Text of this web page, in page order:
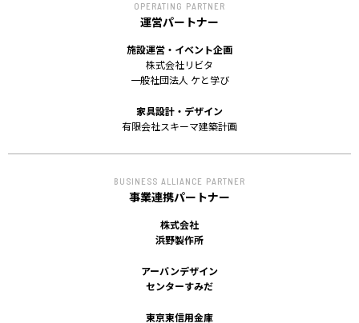
OPERATING PARTNER
運営パートナー
施設運営・イベント企画
株式会社リビタ
一般社団法人 ケと学び
家具設計・デザイン
有限会社スキーマ建築計画
BUSINESS ALLIANCE PARTNER
事業連携パートナー
株式会社
浜野製作所
アーバンデザイン
センターすみだ
東京東信用金庫